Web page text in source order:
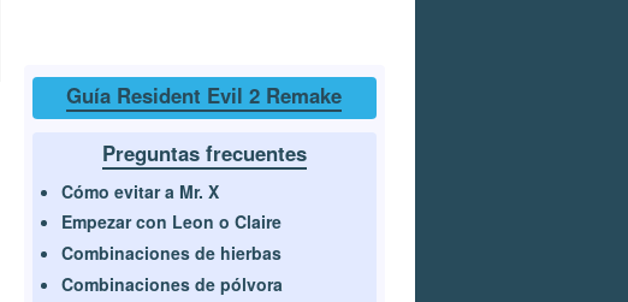
Guía Resident Evil 2 Remake
Preguntas frecuentes
Cómo evitar a Mr. X
Empezar con Leon o Claire
Combinaciones de hierbas
Combinaciones de pólvora